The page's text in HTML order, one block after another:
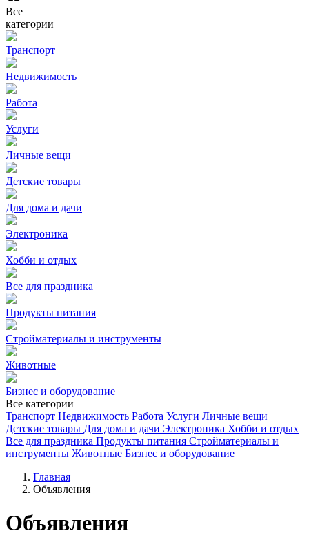
Все
категории
Транспорт
Недвижимость
Работа
Услуги
Личные вещи
Детские товары
Для дома и дачи
Электроника
Хобби и отдых
Все для праздника
Продукты питания
Стройматериалы и инструменты
Животные
Бизнес и оборудование
Все категории
Транспорт Недвижимость Работа Услуги Личные вещи
Детские товары Для дома и дачи Электроника Хобби и отдых
Все для праздника Продукты питания Стройматериалы и
инструменты Животные Бизнес и оборудование
Главная
Объявления
Объявления